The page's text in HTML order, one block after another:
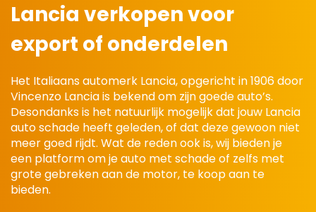
Lancia verkopen voor
export of onderdelen
Het Italiaans automerk Lancia, opgericht in 1906 door
Vincenzo Lancia is bekend om zijn goede auto’s.
Desondanks is het natuurlijk mogelijk dat jouw Lancia
auto schade heeft geleden, of dat deze gewoon niet
meer goed rijdt. Wat de reden ook is, wij bieden je
een platform om je auto met schade of zelfs met
grote gebreken aan de motor, te koop aan te
bieden.